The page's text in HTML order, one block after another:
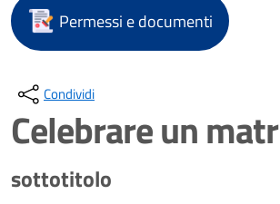
Permessi e documenti
Condividi
Celebrare un
sottotitolo